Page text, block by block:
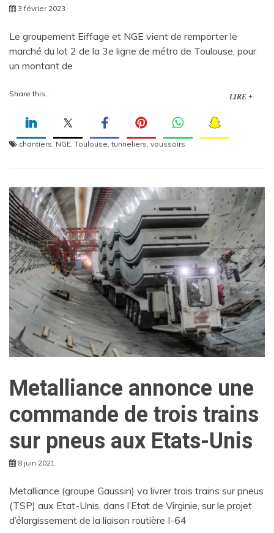
3 février 2023
Le groupement Eiffage et NGE vient de remporter le
marché du lot 2 de la 3e ligne de métro de Toulouse, pour
un montant de
Share this... LIRE +
chantiers NGE Toulouse ,tunneliers voussoirs
Metalliance annonce une
commande de trois trains
sur pneus aux Etats-Unis
8 juin 2021
Metalliance (groupe Gaussin) va livrer trois trains sur pneus
(TSP) aux Etat-Unis, dans l’Etat de Virginie, sur le projet
d’élargissement de la liaison routière I-64